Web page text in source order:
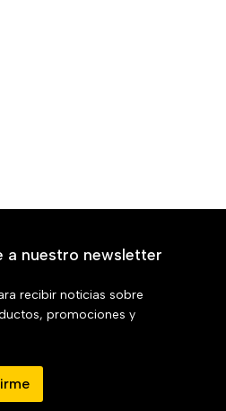
a nuestro newsletter
recibir noticias sobre
promociones y